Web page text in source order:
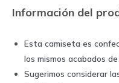
quantity
Información del
Esta camiseta es
los mismos acabados
Sugerimos considerar